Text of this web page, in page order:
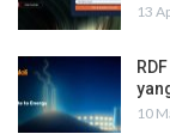
13
10